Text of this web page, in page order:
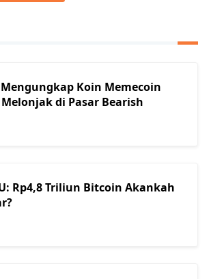
Mengungkap Koin Memecoin
di Pasar Bearish
Rp4,8 Triliun Bitcoin Akankah